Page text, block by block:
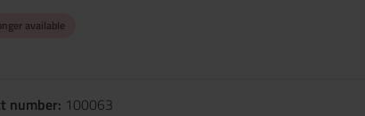
available
number: 100063